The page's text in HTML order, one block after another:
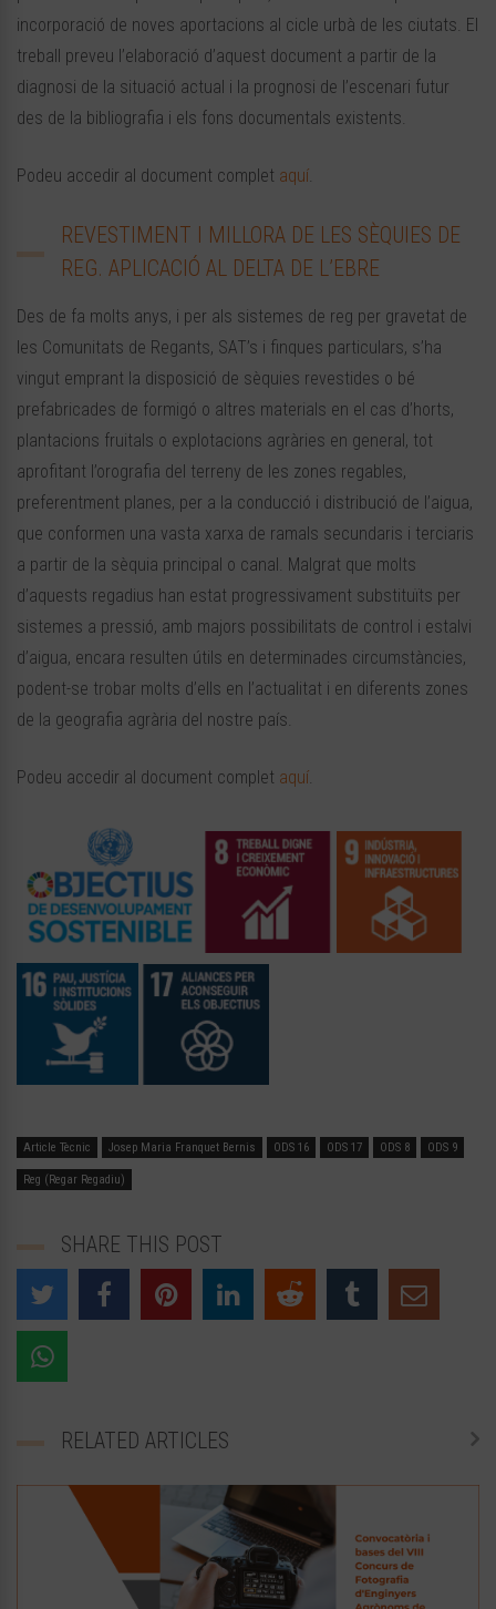
incorporació de noves aportacions al cicle urbà de les ciutats. El
treball preveu l’elaboració d’aquest document a partir de la
diagnosi de la situació actual i la prognosi de l’escenari futur
des de la bibliografia i els fons documentals existents.
Podeu accedir al document complet aquí.
REVESTIMENT I MILLORA DE LES SÈQUIES DE
REG. APLICACIÓ AL DELTA DE L’EBRE
Des de fa molts anys, i per als sistemes de reg per gravetat de
les Comunitats de Regants, SAT’s i finques particulars, s’ha
vingut emprant la disposició de sèquies revestides o bé
prefabricades de formigó o altres materials en el cas d’horts,
plantacions fruitals o explotacions agràries en general, tot
aprofitant l’orografia del terreny de les zones regables,
preferentment planes, per a la conducció i distribució de l’aigua,
que conformen una vasta xarxa de ramals secundaris i terciaris
a partir de la sèquia principal o canal. Malgrat que molts
d’aquests regadius han estat progressivament substituïts per
sistemes a pressió, amb majors possibilitats de control i estalvi
d’aigua, encara resulten útils en determinades circumstàncies,
podent-se trobar molts d’ells en l’actualitat i en diferents zones
de la geografia agrària del nostre país.
Podeu accedir al document complet aquí.
Article Tècnic Josep Maria Franquet Bernis ODS 16 ODS 17 ODS 8 ODS 9
Reg (Regar Regadiu)
SHARE THIS POST
RELATED ARTICLES